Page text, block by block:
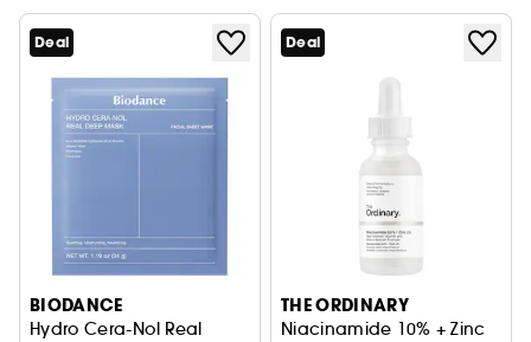
Deal
BIODANCE
Hydro Cera-Nol Real
Deal
THE ORDINARY
Niacinamide 10% + Zinc